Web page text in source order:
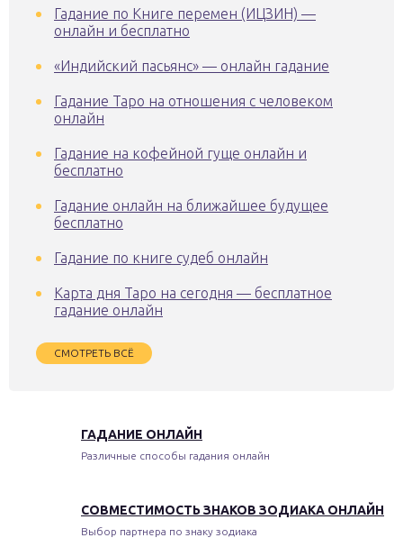
Гадание по Книге перемен (ИЦЗИН) —
онлайн и бесплатно
«Индийский пасьянс» — онлайн гадание
Гадание Таро на отношения с человеком
онлайн
Гадание на кофейной гуще онлайн и
бесплатно
Гадание онлайн на ближайшее будущее
бесплатно
Гадание по книге судеб онлайн
Карта дня Таро на сегодня — бесплатное
гадание онлайн
СМОТРЕТЬ ВСЁ
ГАДАНИЕ ОНЛАЙН
Различные способы гадания онлайн
СОВМЕСТИМОСТЬ ЗНАКОВ ЗОДИАКА ОНЛАЙН
Выбор партнера по знаку зодиака